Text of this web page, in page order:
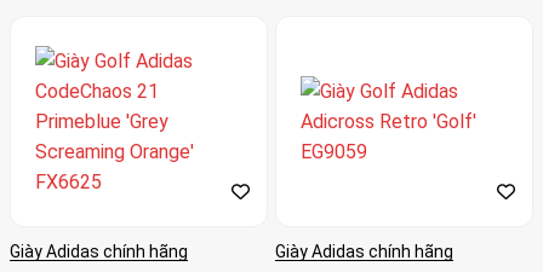
Giày Adidas chính hãng Giày Adidas chính hãng